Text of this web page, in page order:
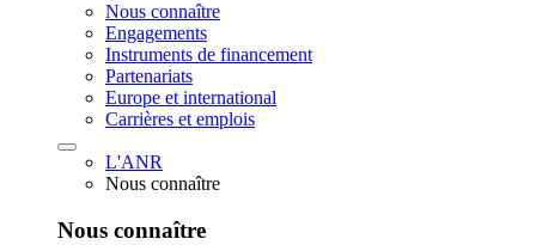
Nous connaître
Engagements
Instruments de financement
Partenariats
Europe et international
Carrières et emplois
L'ANR
Nous connaître
Nous connaître